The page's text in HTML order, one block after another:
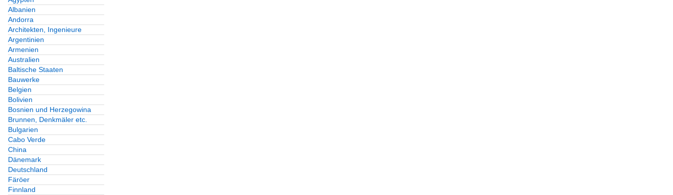
Albanien
Andorra
Architekten, Ingenieure
Argentinien
Armenien
Australien
Baltische Staaten
Bauwerke
Belgien
Bolivien
Bosnien und Herzegowina
Brunnen, Denkmäler etc.
Bulgarien
Cabo Verde
China
Dänemark
Deutschland
Färöer
Finnland